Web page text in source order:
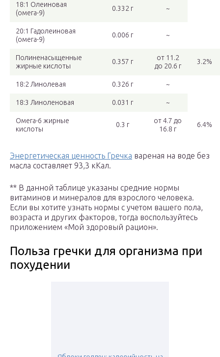
18:1 Олеиновая
(омега-9)
0.332 г ~
20:1 Гадолеиновая
(омега-9)
0.006 г ~
Полиненасыщенные
жирные кислоты
0.357 г
от 11.2
до 20.6 г
3.2%
18:2 Линолевая 0.326 г ~
18:3 Линоленовая 0.031 г ~
Омега-6 жирные
кислоты
0.3 г
от 4.7 до
16.8 г
6.4%
Энергетическая ценность Гречка вареная на воде без
масла составляет 93,3 кКал.
** В данной таблице указаны средние нормы
витаминов и минералов для взрослого человека.
Если вы хотите узнать нормы с учетом вашего пола,
возраста и других факторов, тогда воспользуйтесь
приложением «Мой здоровый рацион».
Польза гречки для организма при
похудении